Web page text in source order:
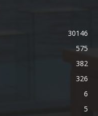
30146
575
382
326
6
5